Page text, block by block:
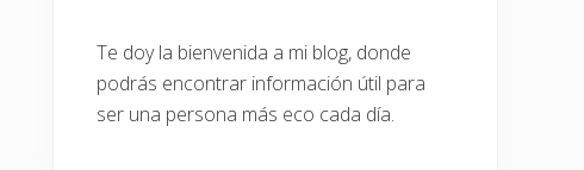
Te doy la bienvenida a mi blog, donde
podrás encontrar información útil para
ser una persona más eco cada día.